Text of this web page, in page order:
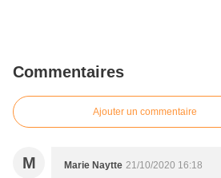
Commentaires
Ajouter un commentaire
M Marie Naytte 21/10/2020 16:18